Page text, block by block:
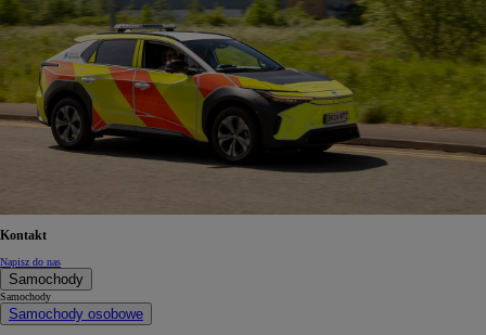
Kontakt
Napisz do nas
Samochody
Samochody
Samochody osobowe